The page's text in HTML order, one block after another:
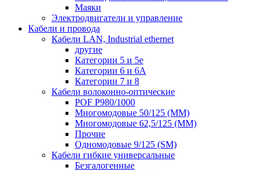
Маяки
Электродвигатели и управление
Кабели и провода
Кабели LAN, Industrial ethernet
другие
Категории 5 и 5е
Категории 6 и 6A
Категории 7 и 8
Кабели волоконно-оптические
POF P980/1000
Многомодовые 50/125 (ММ)
Многомодовые 62,5/125 (ММ)
Прочие
Одномодовые 9/125 (SM)
Кабели гибкие универсальные
Безгалогенные